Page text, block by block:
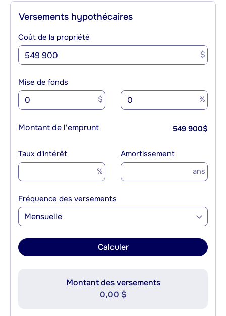
Versements hypothécaires
Coût de la propriété
$
Mise de fonds
$ %
Montant de l'emprunt 549 900$
Taux d'intérêt
%
Amortissement
ans
Fréquence des versements
Mensuelle
Calculer
Montant des versements
0,00 $